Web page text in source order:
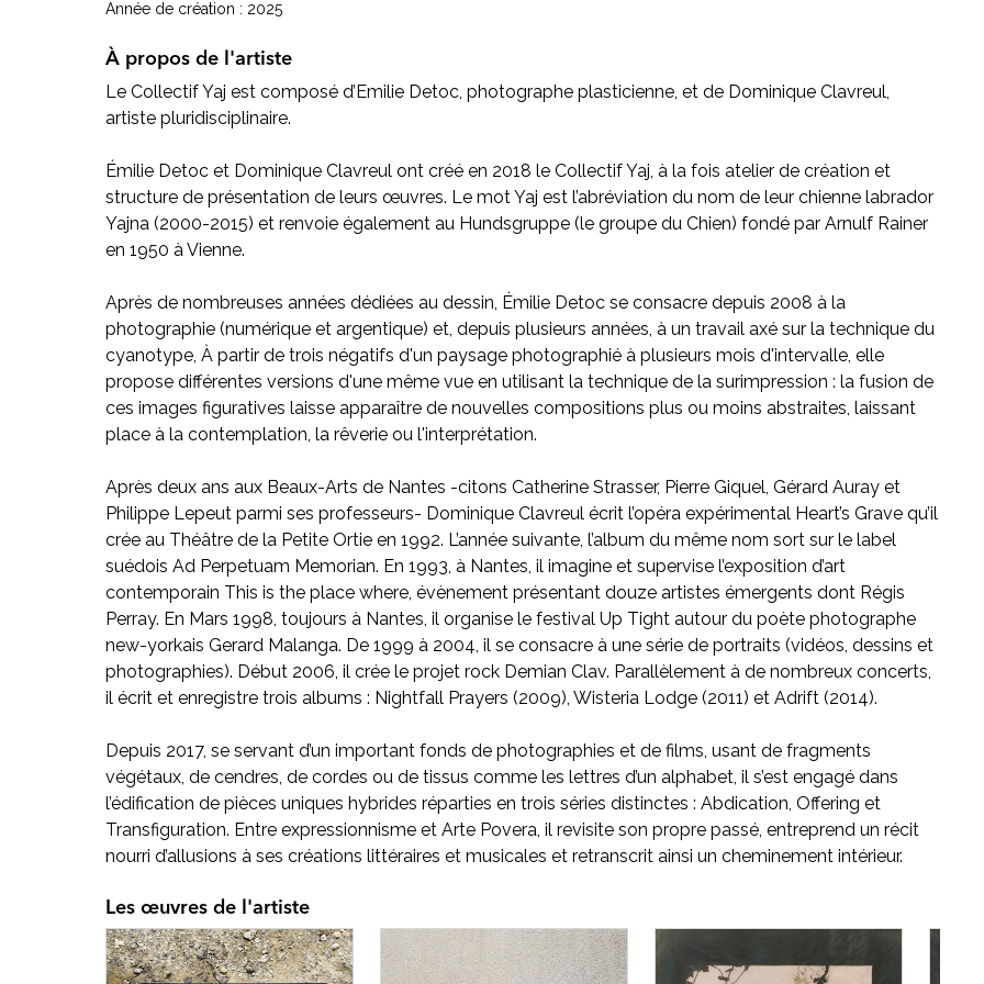
Année de création : 2025
À propos de l'artiste
Le Collectif Yaj est composé d’Emilie Detoc, photographe plasticienne, et de Dominique Clavreul,
artiste pluridisciplinaire.
Émilie Detoc et Dominique Clavreul ont créé en 2018 le Collectif Yaj, à la fois atelier de création et
structure de présentation de leurs œuvres. Le mot Yaj est l’abréviation du nom de leur chienne labrador
Yajna (2000-2015) et renvoie également au Hundsgruppe (le groupe du Chien) fondé par Arnulf Rainer
en 1950 à Vienne.
Après de nombreuses années dédiées au dessin, Émilie Detoc se consacre depuis 2008 à la
photographie (numérique et argentique) et, depuis plusieurs années, à un travail axé sur la technique du
cyanotype, À partir de trois négatifs d'un paysage photographié à plusieurs mois d'intervalle, elle
propose différentes versions d'une même vue en utilisant la technique de la surimpression : la fusion de
ces images figuratives laisse apparaître de nouvelles compositions plus ou moins abstraites, laissant
place à la contemplation, la rêverie ou l'interprétation.
Après deux ans aux Beaux-Arts de Nantes -citons Catherine Strasser, Pierre Giquel, Gérard Auray et
Philippe Lepeut parmi ses professeurs- Dominique Clavreul écrit l’opéra expérimental Heart’s Grave qu’il
crée au Théâtre de la Petite Ortie en 1992. L’année suivante, l’album du même nom sort sur le label
suédois Ad Perpetuam Memorian. En 1993, à Nantes, il imagine et supervise l’exposition d’art
contemporain This is the place where, évènement présentant douze artistes émergents dont Régis
Perray. En Mars 1998, toujours à Nantes, il organise le festival Up Tight autour du poète photographe
new-yorkais Gerard Malanga. De 1999 à 2004, il se consacre à une série de portraits (vidéos, dessins et
photographies). Début 2006, il crée le projet rock Demian Clav. Parallèlement à de nombreux concerts,
il écrit et enregistre trois albums : Nightfall Prayers (2009), Wisteria Lodge (2011) et Adrift (2014).
Depuis 2017, se servant d’un important fonds de photographies et de films, usant de fragments
végétaux, de cendres, de cordes ou de tissus comme les lettres d’un alphabet, il s’est engagé dans
l’édification de pièces uniques hybrides réparties en trois séries distinctes : Abdication, Offering et
Transfiguration. Entre expressionnisme et Arte Povera, il revisite son propre passé, entreprend un récit
nourri d’allusions à ses créations littéraires et musicales et retranscrit ainsi un cheminement intérieur.
Les œuvres de l'artiste